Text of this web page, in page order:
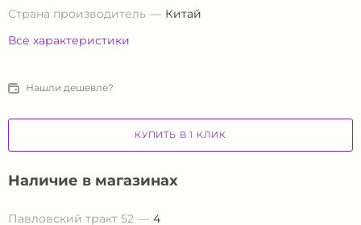
Страна производитель
Китай
Все характеристики
Нашли дешевле?
КУПИТЬ В 1 КЛИК
Наличие в магазинах
Павловский тракт 52
4